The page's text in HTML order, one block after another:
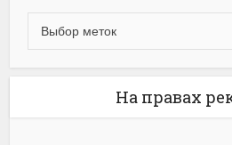
На правах